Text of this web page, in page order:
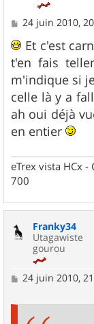
M
s
a
g
e
24 juin 2010,
Et c'est
t'en fais
m'indique si
celle là y a
ah oui déjà
en entier
eTrex vista HCx
700
Franky34
Utagawiste
gourou
M
24 juin 2010,